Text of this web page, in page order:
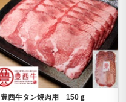
豊西牛タン焼肉用 150ｇ